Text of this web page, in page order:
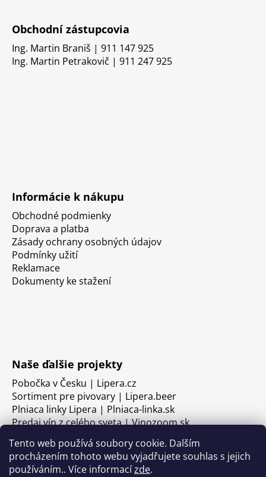
Tento web používá soubory cookie. Dalším
procházením tohoto webu vyjadřujete souhlas s jejich
používáním.. Více informacízde.
Obchodní zástupcovia
Ing. Martin Braniš | 911 147 925
Ing. Martin Petrakovič | 911 247 925
Informácie k nákupu
Obchodné podmienky
Doprava a platba
Zásady ochrany osobných údajov
Podmínky užití
Reklamace
Dokumenty ke stažení
Naše ďalšie projekty
Pobočka v Česku | Lipera.cz
Sortiment pre pivovary | Lipera.beer
Plniaca linky Lipera | Plniaca-linka.sk
Predaj vín z celého sveta | Vinozoom.sk